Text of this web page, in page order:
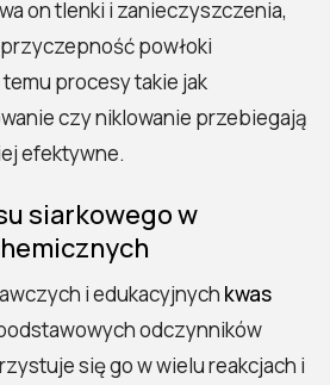
on tlenki i zanieczyszczenia,
powłoki
procesy takie jak
czy niklowanie przebiegają
efektywne.
siarkowego w
i edukacyjnych kwas
odczynników
się go w wielu reakcjach i